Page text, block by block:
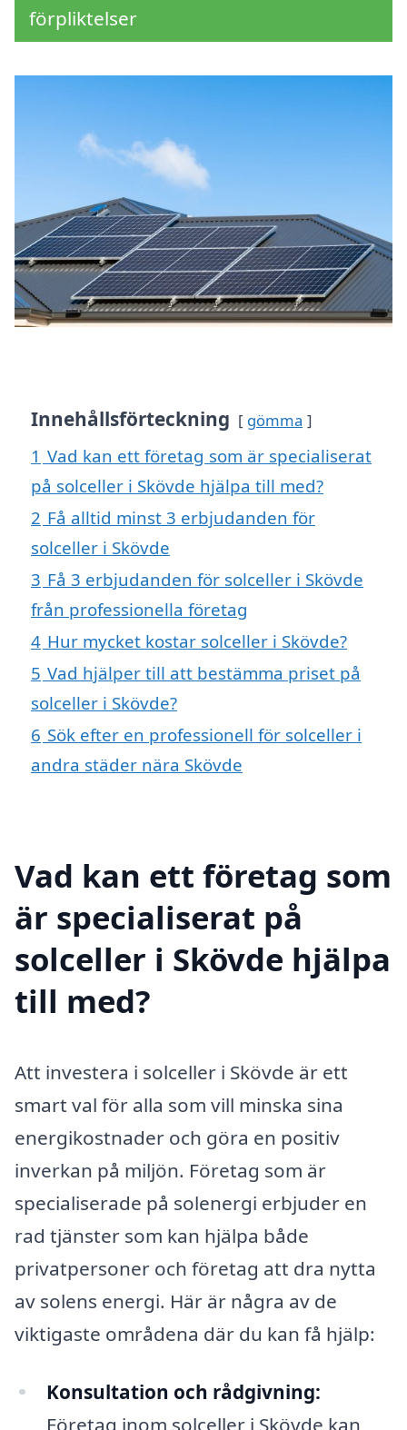
förpliktelser
Innehållsförteckning gömma
1 Vad kan ett företag som är specialiserat
på solceller i Skövde hjälpa till med?
2 Få alltid minst 3 erbjudanden för
solceller i Skövde
3 Få 3 erbjudanden för solceller i Skövde
från professionella företag
4 Hur mycket kostar solceller i Skövde?
5 Vad hjälper till att bestämma priset på
solceller i Skövde?
6 Sök efter en professionell för solceller i
andra städer nära Skövde
Vad kan ett företag som
är specialiserat på
solceller i Skövde hjälpa
till med?
Att investera i solceller i Skövde är ett
smart val för alla som vill minska sina
energikostnader och göra en positiv
inverkan på miljön. Företag som är
specialiserade på solenergi erbjuder en
rad tjänster som kan hjälpa både
privatpersoner och företag att dra nytta
av solens energi. Här är några av de
viktigaste områdena där du kan få hjälp:
Konsultation och rådgivning:
Företag inom solceller i Skövde kan